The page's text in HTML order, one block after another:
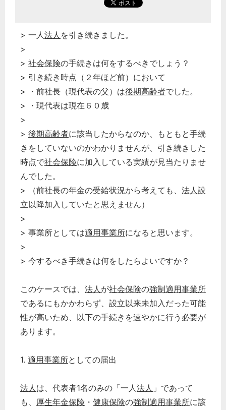
> 一人法人 を引き続きました。
>
> 社会保険の手続きは何をするべきでしょう？
> 引き続き時点（２年ほど前）において
> ・前社長（現代表の父）は後期高齢者でした。
> ・現代表は現在６０歳
>
> 後期高齢者に該当したからなのか、もともと手続
きをしていないのかわかりませんが、引き続きした
時点で社会保険に加入している実績が見当たりませ
んでした。
> （前社長の年金の受給状況から考えても、 法人設
立以降加入していたと思えません）
>
> 事業所としては適用事業所になると思います。
>
> 今するべき手続きは何をしたらよいですか？
このケースでは、 法人が社会保険の強制適用事業所
であるにもかかわらず、設立以来未加入だった可能
性が高いため、以下の手続きを速やかに行う必要が
あります。
1. 適用事業所としての届出
法人は、代表者1名のみの「一人法人 」であって
も、 厚生年金保険 ・ 健康保険の強制適用事業所に該